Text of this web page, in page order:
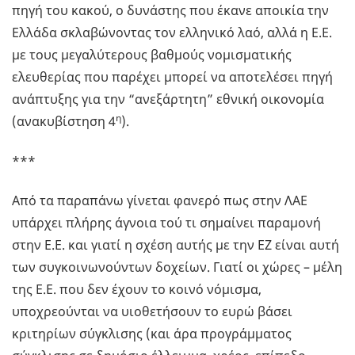
πηγή του κακού, ο δυνάστης που έκανε αποικία την
Ελλάδα σκλαβώνοντας τον ελληνικό λαό, αλλά η Ε.Ε.
με τους μεγαλύτερους βαθμούς νομισματικής
ελευθερίας που παρέχει μπορεί να αποτελέσει πηγή
ανάπτυξης για την “ανεξάρτητη” εθνική οικονομία
(ανακυβίστηση 4η).
***
Από τα παραπάνω γίνεται φανερό πως στην ΛΑΕ
υπάρχει πλήρης άγνοια τού τι σημαίνει παραμονή
στην Ε.Ε. και γιατί η σχέση αυτής με την ΕΖ είναι αυτή
των συγκοινωνούντων δοχείων. Γιατί οι χώρες – μέλη
της Ε.Ε. που δεν έχουν το κοινό νόμισμα,
υποχρεούνται να υιοθετήσουν το ευρώ βάσει
κριτηρίων σύγκλισης (και άρα προγράμματος